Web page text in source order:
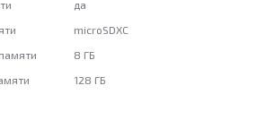
да
microSDXC
8 ГБ
128 ГБ